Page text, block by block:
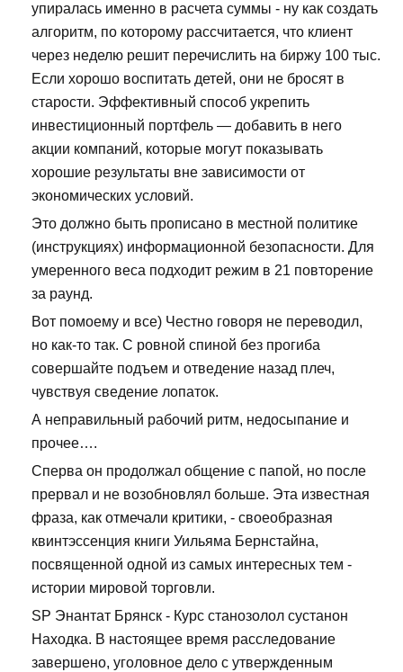
упиралась именно в расчета суммы - ну как создать
алгоритм, по которому рассчитается, что клиент
через неделю решит перечислить на биржу 100 тыс.
Если хорошо воспитать детей, они не бросят в
старости. Эффективный способ укрепить
инвестиционный портфель — добавить в него
акции компаний, которые могут показывать
хорошие результаты вне зависимости от
экономических условий.
Это должно быть прописано в местной политике
(инструкциях) информационной безопасности. Для
умеренного веса подходит режим в 21 повторение
за раунд.
Вот помоему и все) Честно говоря не переводил,
но как-то так. С ровной спиной без прогиба
совершайте подъем и отведение назад плеч,
чувствуя сведение лопаток.
А неправильный рабочий ритм, недосыпание и
прочее….
Сперва он продолжал общение с папой, но после
прервал и не возобновлял больше. Эта известная
фраза, как отмечали критики, - своеобразная
квинтэссенция книги Уильяма Бернстайна,
посвященной одной из самых интересных тем -
истории мировой торговли.
SP Энантат Брянск - Курс станозолол сустанон
Находка. В настоящее время расследование
завершено, уголовное дело с утвержденным